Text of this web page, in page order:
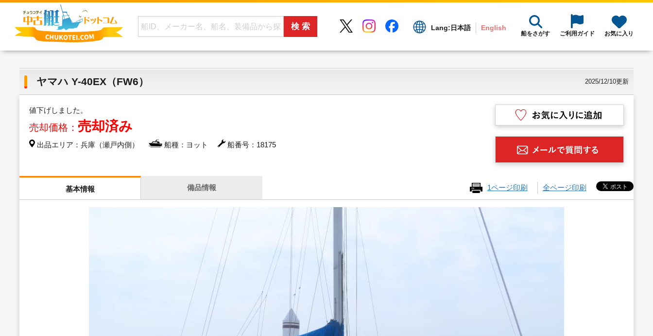
Lang: 日本語 English
船をさがす ご利用ガイド お気に入り
ヤマハ Y-40EX（FW6） 2025/12/10更新
値下げしました。
売却価格： 売却済み
出品エリア：兵庫（瀬戸内側） 船種：ヨット 船番号：18175
基本情報 備品情報 1ページ印刷 全ページ印刷